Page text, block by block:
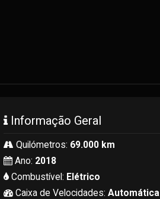
Informação Geral
Quilómetros: 69.000 km
Ano: 2018
Combustível: Elétrico
Caixa de Velocidades: Automática